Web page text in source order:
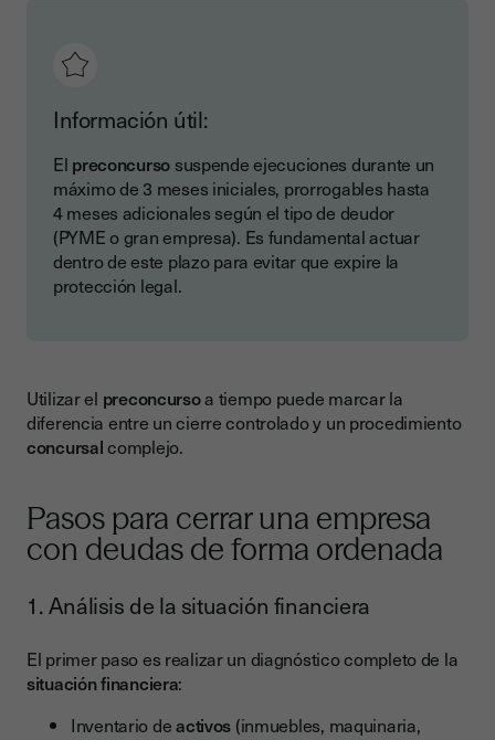
Información útil:
El preconcurso suspende ejecuciones durante un
máximo de 3 meses iniciales, prorrogables hasta
4 meses adicionales según el tipo de deudor
(PYME o gran empresa). Es fundamental actuar
dentro de este plazo para evitar que expire la
protección legal.
Utilizar el preconcursoa tiempo puede marcar la
diferencia entre un cierre controlado y un procedimiento
concursalcomplejo.
Pasos para cerrar una empresa
con deudas de forma ordenada
1. Análisis de la situación financiera
El primer paso es realizar un diagnóstico completo de la
situación financiera:
Inventario deactivos (inmuebles, maquinaria,